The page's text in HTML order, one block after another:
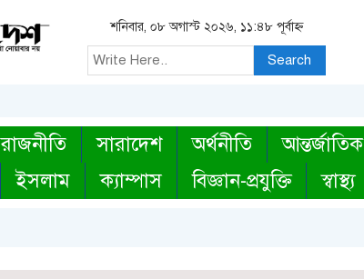
শনিবার, ০৮ অগাস্ট ২০২৬, ১১:৪৮ পূর্বাহ্ন
Search
রাজনীতি সারাদেশ অর্থনীতি আন্তর্জাতিক
ইসলাম ক্যাম্পাস বিজ্ঞান-প্রযুক্তি স্বাস্থ্য